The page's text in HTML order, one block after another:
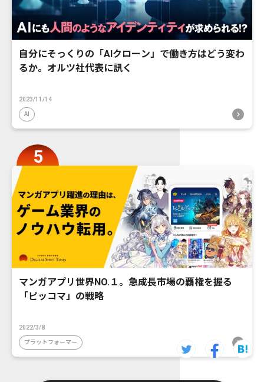
自分にそっくりの「AIクローン」で働き方はどう変わ
るか。オルツ社代表に訊く
2023/11/14
AI
マンガアプリ世界NO.１。急成長市場の覇権を握る
「ピッコマ」の戦略
2022/3/8
プラットフォーマー